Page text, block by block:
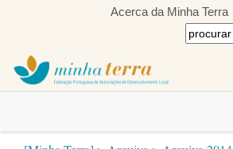
Acerca da Minha Terra